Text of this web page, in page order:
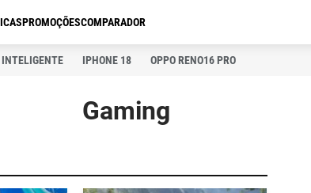
PROMOÇÕESCOMPARADOR
IPHONE 18 OPPO RENO16 PRO
Gaming